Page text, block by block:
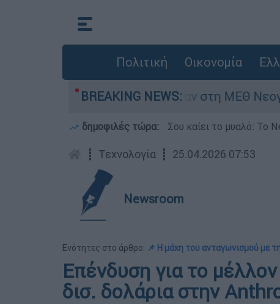
Πολιτική Οικονομία
BREAKING NEWS:
ημερών - Νοσηλευόταν στη ΜΕΘ Νεογνών
δημοφιλές τώρα: Σου καίει το μυαλό: Το
┋ Τεχνολογία ┋ 25.04.2026 07:53
Newsroom
Ενότητες στο άρθρο: 📌 Η μάχη του ανταγωνισμού με
Επένδυση για το
δισ. δολάρια στην